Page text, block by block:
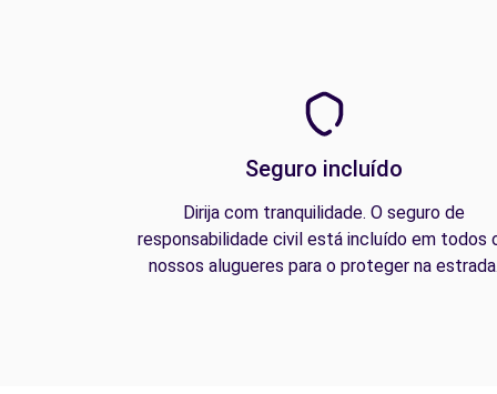
Seguro incluído
Dirija com tranquilidade. O seguro de
responsabilidade civil está incluído em todos
nossos alugueres para o proteger na